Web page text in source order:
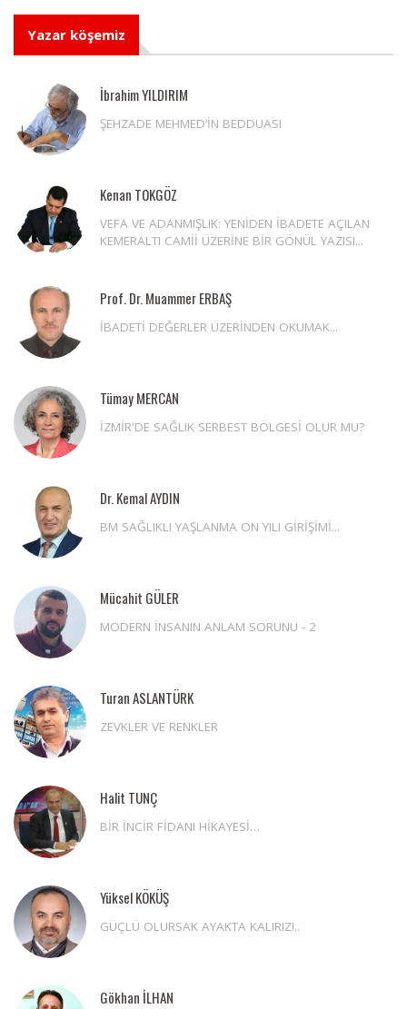
Yazar köşemiz
İbrahim YILDIRIM
ŞEHZADE MEHMED’İN BEDDUASI
Kenan TOKGÖZ
VEFA VE ADANMIŞLIK: YENİDEN İBADETE AÇILAN
KEMERALTI CAMİİ ÜZERİNE BİR GÖNÜL YAZISI...
Prof. Dr. Muammer ERBAŞ
İBADETİ DEĞERLER ÜZERİNDEN OKUMAK...
Tümay MERCAN
İZMİR'DE SAĞLIK SERBEST BÖLGESİ OLUR MU?
Dr. Kemal AYDIN
BM SAĞLIKLI YAŞLANMA ON YILI GİRİŞİMİ...
Mücahit GÜLER
MODERN İNSANIN ANLAM SORUNU - 2
Turan ASLANTÜRK
ZEVKLER VE RENKLER
Halit TUNÇ
BİR İNCİR FİDANI HİKAYESİ…
Yüksel KÖKÜŞ
GÜÇLÜ OLURSAK AYAKTA KALIRIZ!..
Gökhan İLHAN